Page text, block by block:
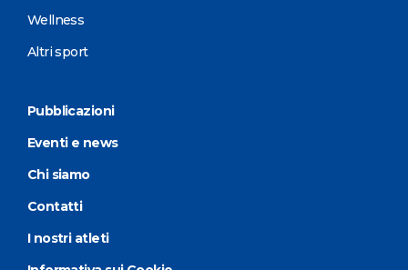
Wellness
Altri sport
Pubblicazioni
Eventi e news
Chi siamo
Contatti
I nostri atleti